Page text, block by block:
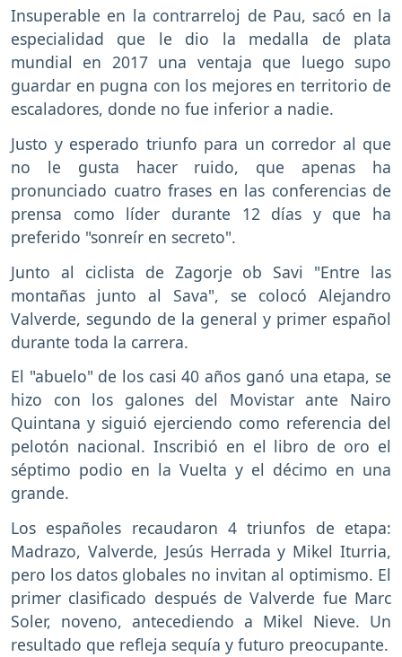
Insuperable en la contrarreloj de Pau, sacó en la
especialidad que le dio la medalla de plata
mundial en 2017 una ventaja que luego supo
guardar en pugna con los mejores en territorio de
escaladores, donde no fue inferior a nadie.
Justo y esperado triunfo para un corredor al que
no le gusta hacer ruido, que apenas ha
pronunciado cuatro frases en las conferencias de
prensa como líder durante 12 días y que ha
preferido "sonreír en secreto".
Junto al ciclista de Zagorje ob Savi "Entre las
montañas junto al Sava", se colocó Alejandro
Valverde, segundo de la general y primer español
durante toda la carrera.
El "abuelo" de los casi 40 años ganó una etapa, se
hizo con los galones del Movistar ante Nairo
Quintana y siguió ejerciendo como referencia del
pelotón nacional. Inscribió en el libro de oro el
séptimo podio en la Vuelta y el décimo en una
grande.
Los españoles recaudaron 4 triunfos de etapa:
Madrazo, Valverde, Jesús Herrada y Mikel Iturria,
pero los datos globales no invitan al optimismo. El
primer clasificado después de Valverde fue Marc
Soler, noveno, antecediendo a Mikel Nieve. Un
resultado que refleja sequía y futuro preocupante.